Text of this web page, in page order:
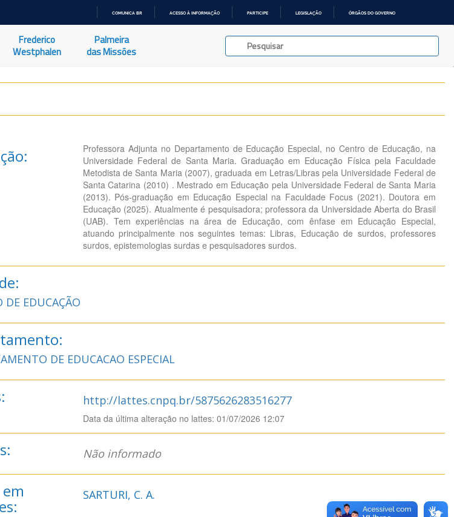
O
COMUNICA BR ACESSO À INFORMAÇÃO PARTICIPE LEGISLAÇÃO ÓRGÃOS DO GOVERNO
Frederico
Westphalen
Palmeira
das Missões
Professora Adjunta no Departamento de Educação Especial, no Centro de Educação, na
Universidade Federal de Santa Maria. Graduação em Educação Física pela Faculdade
Metodista de Santa Maria (2007), graduada em Letras/Libras pela Universidade Federal de
Santa Catarina (2010) . Mestrado em Educação pela Universidade Federal de Santa Maria
(2013). Pós-graduação em Educação Especial na Faculdade Focus (2021). Doutora em
Educação (2025). Atualmente é pesquisadora; professora da Universidade Aberta do Brasil
(UAB). Tem experiências na área de Educação, com ênfase em Educação Especial,
atuando principalmente nos seguintes temas: Libras, Educação de surdos, professores
surdos, epistemologias surdas e pesquisadores surdos.
DE EDUCAÇÃO
DE EDUCACAO ESPECIAL
http://lattes.cnpq.br/5875626283516277
Data da última alteração no lattes: 01/07/2026 12:07
Não informado
SARTURI, C. A.